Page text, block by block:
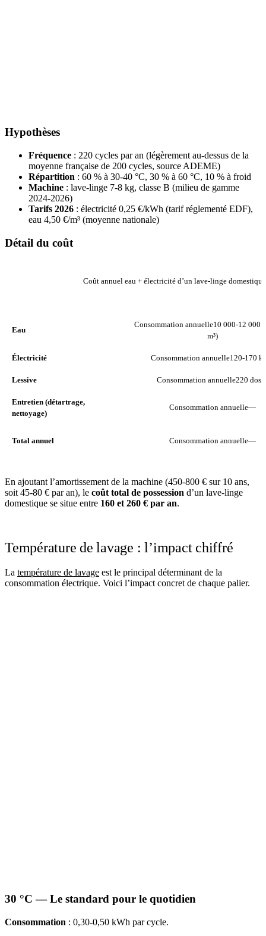
Hypothèses
Fréquence : 220 cycles par an (légèrement au-dessus de la
moyenne française de 200 cycles, source ADEME)
Répartition : 60 % à 30-40 °C, 30 % à 60 °C, 10 % à froid
Machine : lave-linge 7-8 kg, classe B (milieu de gamme
2024-2026)
Tarifs 2026 : électricité 0,25 €/kWh (tarif réglementé EDF),
eau 4,50 €/m³ (moyenne nationale)
Détail du coût
Coût annuel eau + électricité d’un lave-linge
Eau
Consommation annuelle10 000-12 000
m³)
Électricité Consommation annuelle120-170
Lessive Consommation annuelle220
Entretien (détartrage,
nettoyage)
Consommation annuelle—
Total annuel Consommation annuelle—
En ajoutant l’amortissement de la machine (450-800 € sur 10 ans,
soit 45-80 € par an), le coût total de possession d’un lave-linge
domestique se situe entre 160 et 260 € par an.
Température de lavage : l’impact chiffré
La température de lavage est le principal déterminant de la
consommation électrique. Voici l’impact concret de chaque palier.
30 °C — Le standard pour le quotidien
Consommation : 0,30-0,50 kWh par cycle.